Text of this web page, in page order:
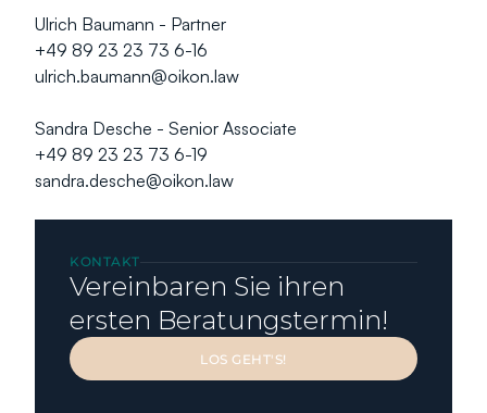
Ulrich Baumann - Partner
+49 89 23 23 73 6-16
ulrich.baumann@oikon.law
Sandra Desche - Senior Associate
+49 89 23 23 73 6-19
sandra.desche@oikon.law
KONTAKT
Vereinbaren Sie ihren
ersten Beratungstermin!
LOS GEHT'S!